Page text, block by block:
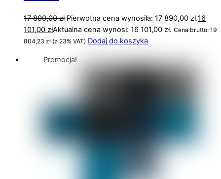
17 890,00zł Pierwotna cena wynosiła: 17 890,00 zł.16
101,00 złAktualna cena wynosi: 16 101,00 zł. Cena brutto: 19
804,23 zł (z 23% VAT) Dodaj do koszyka
Promocja!